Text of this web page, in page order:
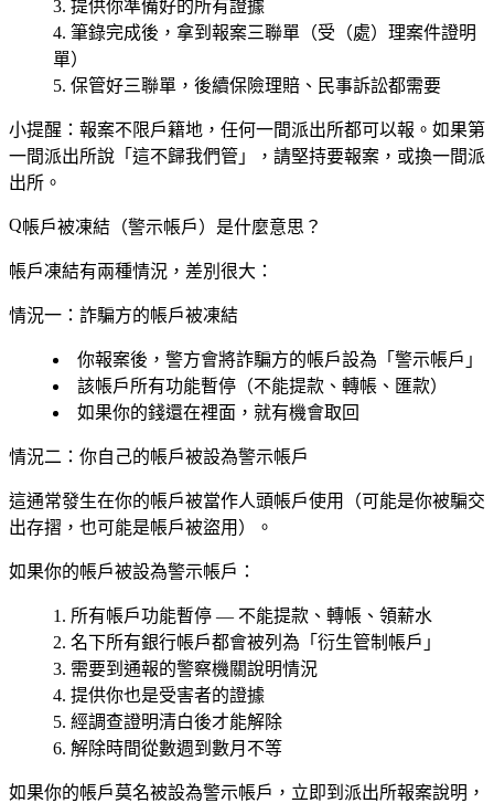
提供你準備好的所有證據
筆錄完成後，拿到 報案三聯單 （受（處）理案件證明
單）
保管好三聯單，後續保險理賠、民事訴訟都需要
小提醒 ：報案不限戶籍地，任何一間派出所都可以報。如果第
一間派出所說「這不歸我們管」，請堅持要報案，或換一間派
出所。
帳戶被凍結（警示帳戶）是什麼意思？
帳戶凍結有兩種情況，差別很大：
情況一：詐騙方的帳戶被凍結
你報案後，警方會將詐騙方的帳戶設為「警示帳戶」
該帳戶所有功能暫停（不能提款、轉帳、匯款）
如果你的錢還在裡面，就有機會取回
情況二：你自己的帳戶被設為警示帳戶
這通常發生在你的帳戶被當作人頭帳戶使用（可能是你被騙交
出存摺，也可能是帳戶被盜用）。
如果你的帳戶被設為警示帳戶：
所有帳戶功能暫停 — 不能提款、轉帳、領薪水
名下所有銀行帳戶都會被列為「衍生管制帳戶」
需要到通報的警察機關說明情況
提供你也是受害者的證據
經調查證明清白後才能解除
解除時間從數週到數月不等
如果你的帳戶莫名被設為警示帳戶，立即到派出所報案說明，